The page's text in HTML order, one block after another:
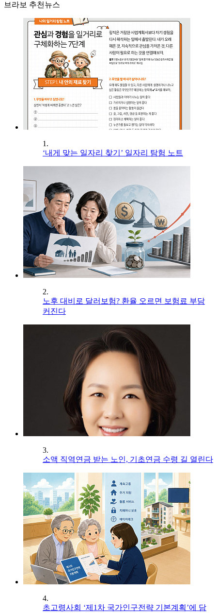
브라보 추천뉴스
1.
‘내게 맞는 일자리 찾기’ 일자리 탐험 노트
2.
노후 대비로 달러보험? 환율 오르면 보험료 부담
커진다
3.
소액 직역연금 받는 노인, 기초연금 수령 길 열린다
4.
초고령사회 ‘제1차 국가인구전략 기본계획’에 담